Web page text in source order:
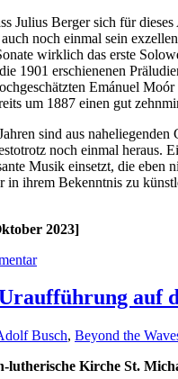
Julius Berger sich für
noch einmal sein
wirklich das erste
1901 erschienenen
Emánuel
um 1887 einen gut
sind aus
noch einmal heraus.
Musik einsetzt, die
in ihrem Bekenntnis zu
2023]
auf
Busch, Beyond the
lutherische Kirche St.